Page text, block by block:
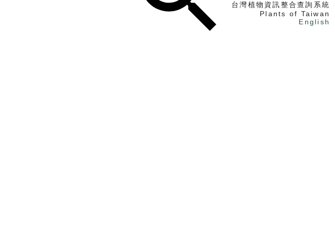
台灣植物資訊整合查詢系統
Plants of Taiwan
English